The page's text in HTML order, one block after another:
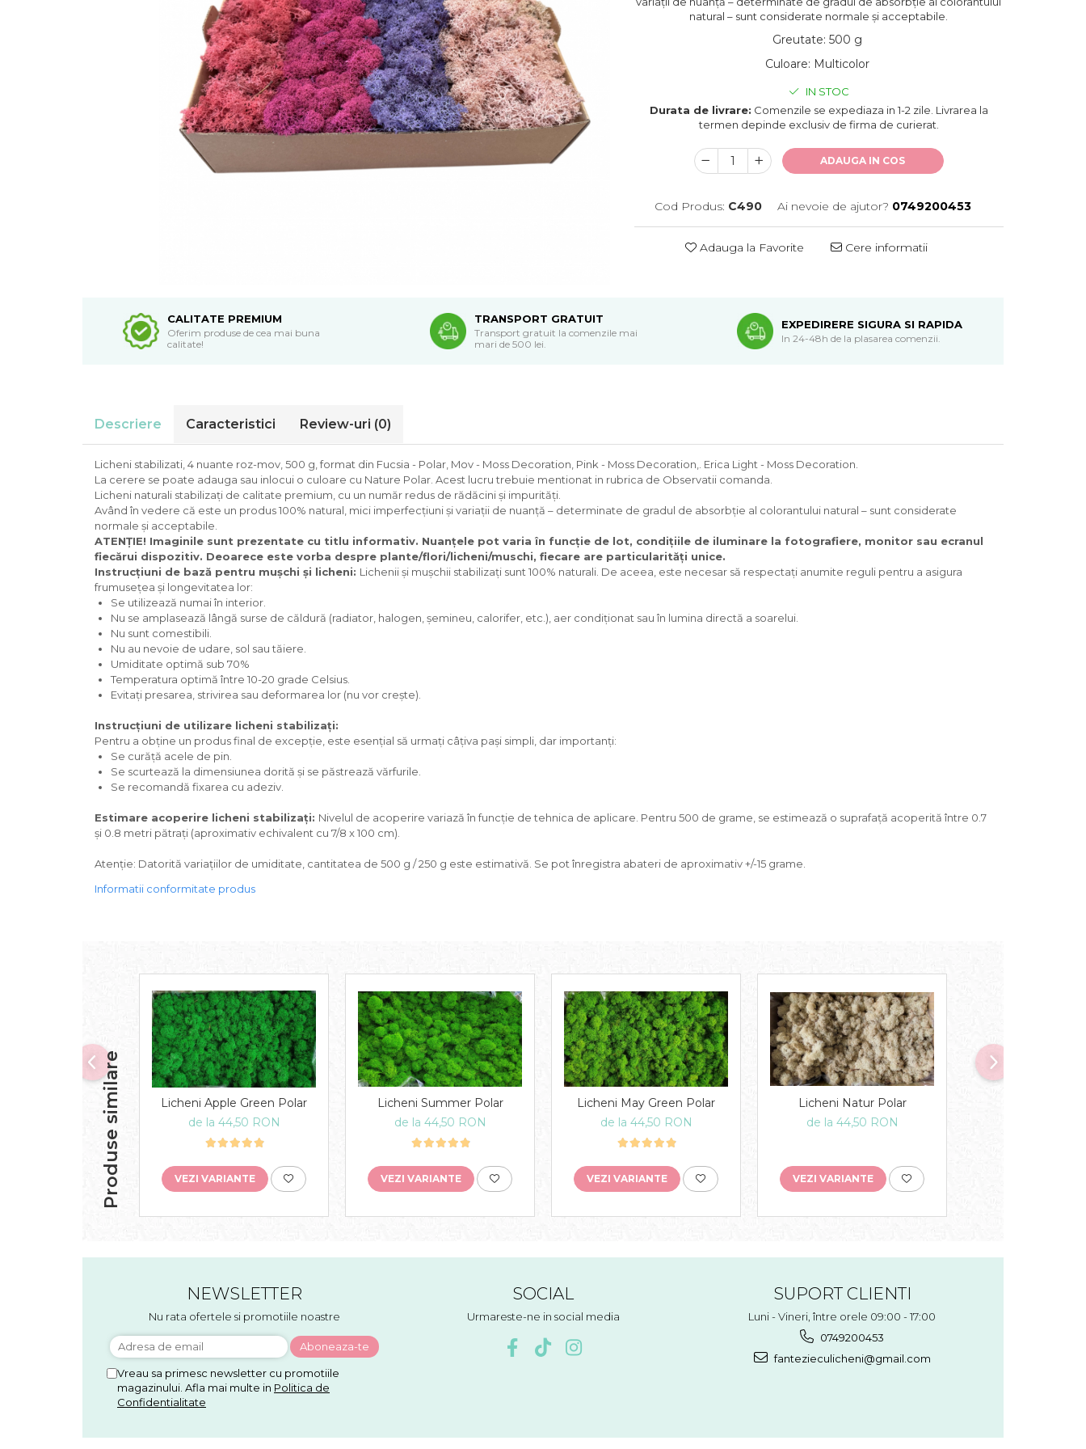
natural – sunt considerate normale și acceptabile.
Greutate: 500 g
Culoare: Multicolor
IN STOC
Durata de livrare: Comenzile se expediaza in 1-2 zile. Livrarea la
termen depinde exclusiv de firma de curierat.
ADAUGA IN COS
Cod Produs: C490 Ai nevoie de ajutor? 0749200453
Adauga la Favorite Cere informatii
CALITATE PREMIUM
Oferim produse de cea mai buna
calitate!
TRANSPORT GRATUIT
Transport gratuit la comenzile mai
mari de 500 lei.
EXPEDIRERE SIGURA SI RAPIDA
In 24-48h de la plasarea comenzii.
Descriere Caracteristici Review-uri (0)
Licheni stabilizati, 4 nuante roz-mov, 500 g, format din Fucsia - Polar, Mov - Moss Decoration, Pink - Moss Decoration,. Erica Light - Moss Decoration.
La cerere se poate adauga sau inlocui o culoare cu Nature Polar. Acest lucru trebuie mentionat in rubrica de Observatii comanda.
Licheni naturali stabilizați de calitate premium, cu un număr redus de rădăcini și impurități.
Având în vedere că este un produs 100% natural, mici imperfecțiuni și variații de nuanță – determinate de gradul de absorbție al colorantului natural – sunt considerate
normale și acceptabile.
ATENȚIE! Imaginile sunt prezentate cu titlu informativ. Nuanțele pot varia în funcție de lot, condițiile de iluminare la fotografiere, monitor sau ecranul
fiecărui dispozitiv. Deoarece este vorba despre plante/flori/licheni/muschi, fiecare are particularități unice.
Instrucțiuni de bază pentru mușchi și licheni: Lichenii și mușchii stabilizați sunt 100% naturali. De aceea, este necesar să respectați anumite reguli pentru a asigura
frumusețea și longevitatea lor:
Se utilizează numai în interior.
Nu se amplasează lângă surse de căldură (radiator, halogen, șemineu, calorifer, etc.), aer condiționat sau în lumina directă a soarelui.
Nu sunt comestibili.
Nu au nevoie de udare, sol sau tăiere.
Umiditate optimă sub 70%
Temperatura optimă între 10-20 grade Celsius.
Evitați presarea, strivirea sau deformarea lor (nu vor crește).
Instrucțiuni de utilizare licheni stabilizați:
Pentru a obține un produs final de excepție, este esențial să urmați câțiva pași simpli, dar importanți:
Se curăță acele de pin.
Se scurtează la dimensiunea dorită și se păstrează vărfurile.
Se recomandă fixarea cu adeziv.
Estimare acoperire licheni stabilizați: Nivelul de acoperire variază în funcție de tehnica de aplicare. Pentru 500 de grame, se estimează o suprafață acoperită între 0.7
și 0.8 metri pătrați (aproximativ echivalent cu 7/8 x 100 cm).
Atenție: Datorită variațiilor de umiditate, cantitatea de 500 g / 250 g este estimativă. Se pot înregistra abateri de aproximativ +/-15 grame.
Informatii conformitate produs
Produse similare
Licheni Apple Green Polar
de la 44,50 RON
VEZI VARIANTE
Licheni Summer Polar
de la 44,50 RON
VEZI VARIANTE
Licheni May Green Polar
de la 44,50 RON
VEZI VARIANTE
Licheni Natur Polar
de la 44,50 RON
VEZI VARIANTE
NEWSLETTER
Nu rata ofertele si promotiile noastre
Vreau sa primesc newsletter cu promotiile
magazinului. Afla mai multe in Politica de
Confidentialitate
SOCIAL
Urmareste-ne in social media
SUPORT CLIENTI
Luni - Vineri, între orele 09:00 - 17:00
0749200453
fantezieculicheni@gmail.com